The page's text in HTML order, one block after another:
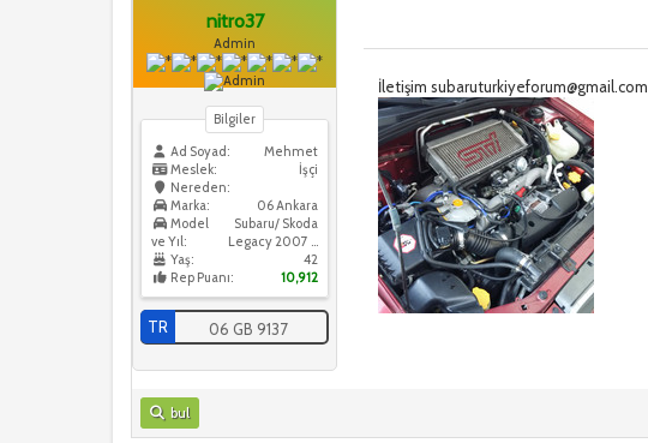
nitro37
Admin
Bilgiler
Ad Soyad:
Mehmet
Meslek:
İşçi
Nereden:
06 Ankara
Marka:
Subaru/ Skoda
Model
ve Yıl:
Legacy 2007 / Skoda Octavia 2016
Yaş:
42
Rep Puanı:
10,912
TR 06 GB 9137
İletişim subaruturkiyeforum@gmail.com
bul